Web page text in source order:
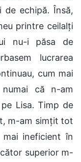
de echipă. Însă,
printre ceilalți
nu-i păsa de
lucrarea
cum mai
că n-am
Lisa. Timp de
m-am simțit tot
ineficient în
superior m-